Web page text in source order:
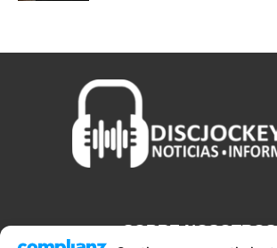
SOBRE NOSOTROS